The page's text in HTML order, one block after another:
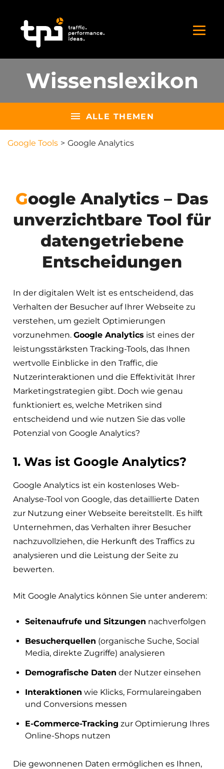
Wissenslexikon
ALLE THEMEN
Google Tools Google Analytics
Google Analytics – Das
unverzichtbare Tool für
datengetriebene
Entscheidungen
In der digitalen Welt ist es entscheidend, das
Verhalten der Besucher auf Ihrer Webseite zu
verstehen, um gezielt Optimierungen
vorzunehmen. Google Analytics ist eines der
leistungsstärksten Tracking-Tools, das Ihnen
wertvolle Einblicke in den Traffic, die
Nutzerinteraktionen und die Effektivität Ihrer
Marketingstrategien gibt. Doch wie genau
funktioniert es, welche Metriken sind
entscheidend und wie nutzen Sie das volle
Potenzial von Google Analytics?
1. Was ist Google Analytics?
Google Analytics ist ein kostenloses Web-
Analyse-Tool von Google, das detaillierte Daten
zur Nutzung einer Webseite bereitstellt. Es hilft
Unternehmen, das Verhalten ihrer Besucher
nachzuvollziehen, die Herkunft des Traffics zu
analysieren und die Leistung der Seite zu
bewerten.
Mit Google Analytics können Sie unter anderem:
Seitenaufrufe und Sitzungen nachverfolgen
Besucherquellen (organische Suche, Social
Media, direkte Zugriffe) analysieren
Demografische Daten der Nutzer einsehen
Interaktionen wie Klicks, Formulareingaben
und Conversions messen
E-Commerce-Tracking zur Optimierung Ihres
Online-Shops nutzen
Die gewonnenen Daten ermöglichen es Ihnen,